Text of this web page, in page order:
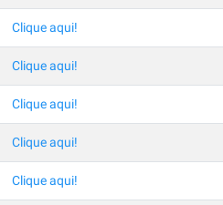
Clique aqui!
Clique aqui!
Clique aqui!
Clique aqui!
Clique aqui!